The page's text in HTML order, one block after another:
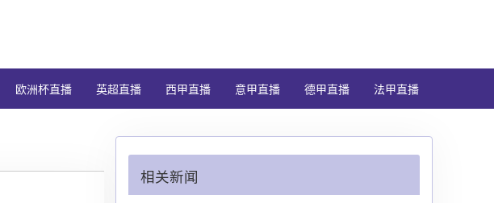
欧洲杯直播 英超直播 西甲直播 意甲直播 德甲直播 法甲直播
相关新闻